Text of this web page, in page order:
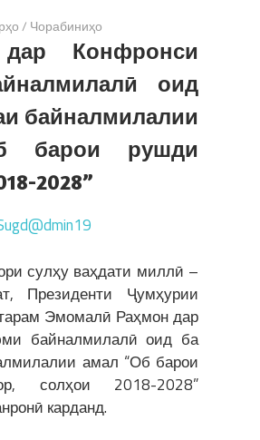
/ Чорабиниҳо
Конфронси
оид
байналмилалии
барои рушди
2028”
сулҳу ваҳдати миллӣ –
Президенти Ҷумҳурии
Эмомалӣ Раҳмон дар
байналмилалӣ оид ба
амал “Об барои
солҳои 2018-2028”
карданд.